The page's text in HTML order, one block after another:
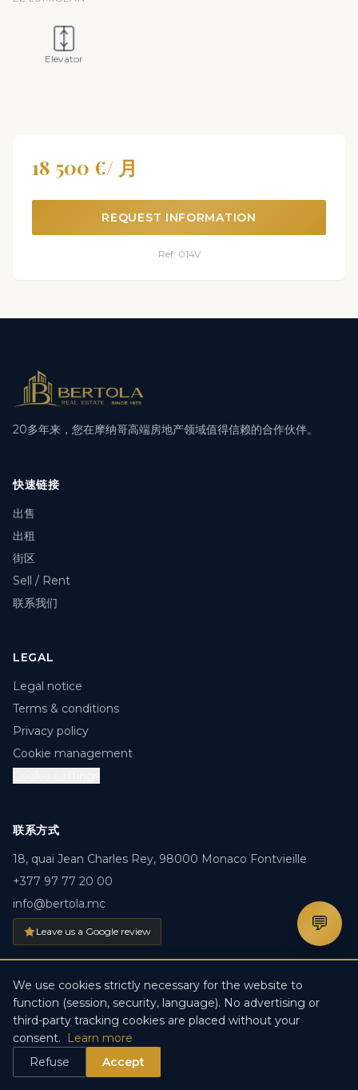
Elevator
18 500 €/ 月
REQUEST INFORMATION
Ref: 014V
20多年来，您在摩纳哥高端房地产领域值得信赖的合作伙伴。
快速链接
出售
出租
街区
Sell / Rent
联系我们
LEGAL
Legal notice
Terms & conditions
Privacy policy
Cookie management
联系方式
18, quai Jean Charles Rey, 98000 Monaco Fontvieille
+377 97 77 20 00
info@bertola.mc
Leave us a Google review
© 2026 BERTOLA.MC. 版权所有。 · Créé parDDV IT-
We use cookies strictly necessary for the website to
function (session, security, language). No advertising or
third-party tracking cookies are placed without your
consent.
Learn more
Refuse
Accept
💬